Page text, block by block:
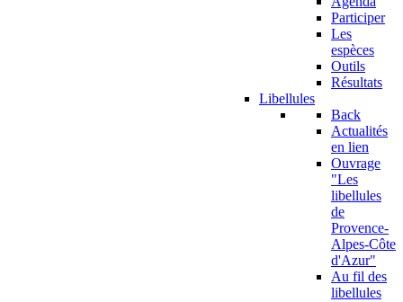
Participer
Les
espèces
Outils
Résultats
Libellules
Back
Actualités
en lien
Ouvrage
"Les
libellules
de
Provence-
Alpes-Côte
d'Azur"
Au fil des
libellules